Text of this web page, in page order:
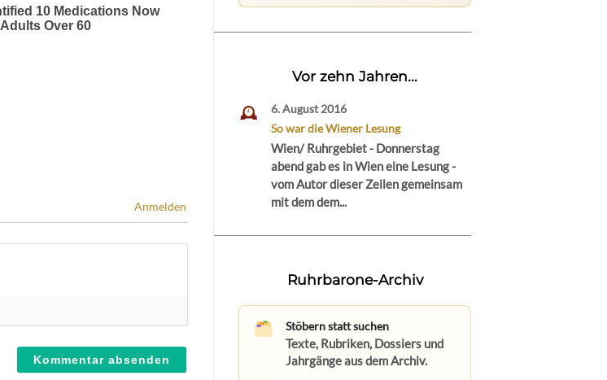
Anmelden
Vor zehn Jahren...
6. August 2016
So war die Wiener Lesung
Wien/ Ruhrgebiet - Donnerstag
abend gab es in Wien eine Lesung -
vom Autor dieser Zeilen gemeinsam
mit dem dem...
Ruhrbarone-Archiv
Stöbern statt suchen
Texte, Rubriken, Dossiers und
Jahrgänge aus dem Archiv.